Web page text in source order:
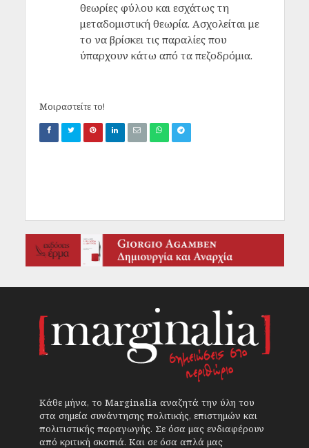
θεωρίες φύλου και εσχάτως τη
μεταδομιστική θεωρία. Ασχολείται με
το να βρίσκει τις παραλίες που
ύπαρχουν κάτω από τα πεζοδρόμια.
Μοιραστείτε το!
Κάθε μήνα, το Marginalia αναζητά την ύλη του
στα σημεία συνάντησης πολιτικής, επιστημών και
πολιτιστικής παραγωγής. Σε όσα μας ενδιαφέρουν
από κριτική σκοπιά. Και σε όσα απλά μας